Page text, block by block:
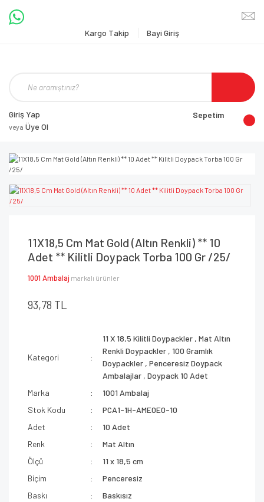
Kargo Takip Bayi Giriş
Giriş Yap
veya Üye Ol
Sepetim
11X18,5 Cm Mat Gold (Altın Renkli) ** 10
Adet ** Kilitli Doypack Torba 100 Gr /25/
1001 Ambalaj markalı ürünler
93,78 TL
Kategori
11 X 18,5 Kilitli Doypackler ,Mat Altın
Renkli Doypackler , 100 Gramlık
Doypackler ,Penceresiz Doypack
Ambalajlar ,Doypack 10 Adet
Marka
1001 Ambalaj
Stok Kodu
PCA1-1H-AME0E0-10
Adet
10 Adet
Renk
Mat Altın
Ölçü
11 x 18,5 cm
Biçim
Penceresiz
Baskı
Baskısız